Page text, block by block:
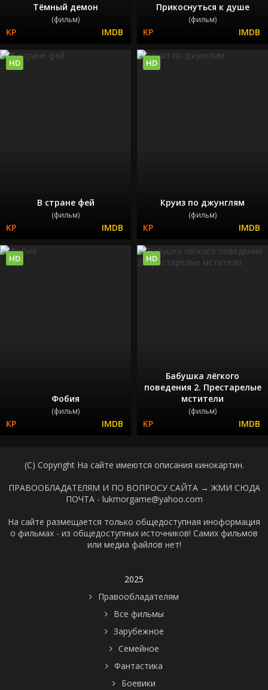
Тёмный демон
(фильм)
Прикоснуться к душе
(фильм)
В стране фей
(фильм)
HD
Круиз по джунглям
(фильм)
HD
Фобия
(фильм)
HD
Бабушка лёгкого
поведения 2. Престарелые
мстители
(фильм)
HD
(C) Copyright На сайте имеются описания кинокартин.
ПРАВООБЛАДАТЕЛЯМ И ПО ВОПРОСУ САЙТА → ЖМИ СЮДА
ПОЧТА - lukmorgame@yahoo.com
На сайте размещается только общедоступная иноформация
о фильмах - из общедоступных источников! Самих фильмов
или медиа файлов нет!
2025
Правообладателям
Все фильмы
Зарубежное
Семейное
Фантастика
Боевики